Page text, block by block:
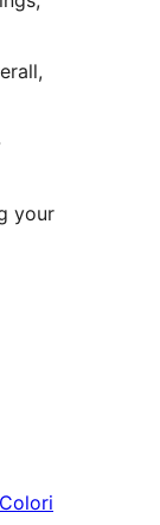
your
Colori